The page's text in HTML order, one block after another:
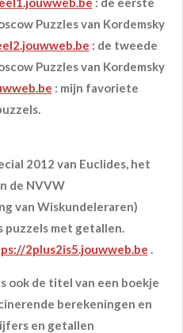
Puzzles van Kordemsky
: de tweede
Puzzles van Kordemsky
: mijn favoriete
2012 van Euclides, het
de NVVW
van Wiskundeleraren)
puzzels met getallen.
2plus2is5.jouwweb.be .
ook de titel van een boekje
berekeningen en
en getallen